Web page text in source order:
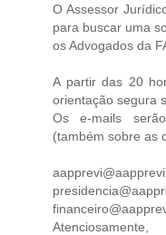
O Assessor
para buscar uma
os Advogados da
A partir das 20
orientação segura
Os e-mails
(também sobre as
Atenciosamente,